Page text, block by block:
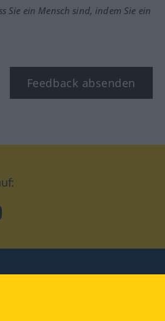
Sie ein Mensch sind, indem Sie ein
Feedback absenden